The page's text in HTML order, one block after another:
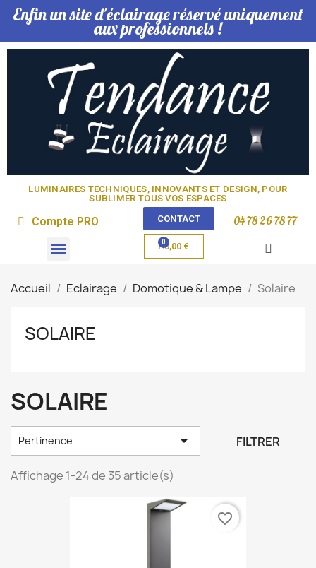
Enfin un site d'éclairage réservé uniquement
aux professionnels !
LUMINAIRES TECHNIQUES, INNOVANTS ET DESIGN, POUR
SUBLIMER TOUS VOS ESPACES​
Compte PRO CONTACT 04 78 26 78 77
0,00 €
Accueil Eclairage Domotique & Lampe Solaire
SOLAIRE
SOLAIRE
Pertinence  FILTRER
Affichage 1-24 de 35 article(s)
favorite_border